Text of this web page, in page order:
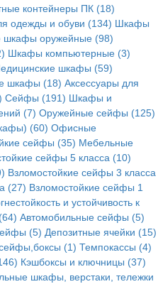
контейнеры ПК (18)
одежды и обуви (134) Шкафы
шкафы оружейные (98)
Шкафы компьютерные (3)
шкафы (59)
шкафы (18) Аксессуары для
Сейфы (191) Шкафы и
(7) Оружейные сейфы (125)
(60) Офисные
сейфы (35) Мебельные
сейфы 5 класса (10)
Взломостойкие сейфы 3 класса
(27) Взломостойкие сейфы 1
и устойчивость к
Автомобильные сейфы (5)
(5) Депозитные ячейки (15)
(1) Темпокассы (4)
Кэшбоксы и ключницы (37)
шкафы, верстаки, тележки